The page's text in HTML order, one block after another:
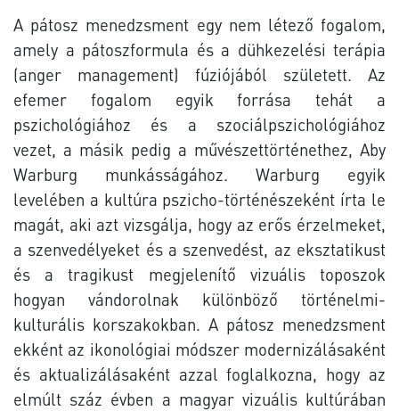
A pátosz menedzsment egy nem létező fogalom,
amely a pátoszformula és a dühkezelési terápia
(anger management) fúziójából született. Az
efemer fogalom egyik forrása tehát a
pszichológiához és a szociálpszichológiához
vezet, a másik pedig a művészettörténethez, Aby
Warburg munkásságához. Warburg egyik
levelében a kultúra pszicho-történészeként írta le
magát, aki azt vizsgálja, hogy az erős érzelmeket,
a szenvedélyeket és a szenvedést, az eksztatikust
és a tragikust megjelenítő vizuális toposzok
hogyan vándorolnak különböző történelmi-
kulturális korszakokban. A pátosz menedzsment
ekként az ikonológiai módszer modernizálásaként
és aktualizálásaként azzal foglalkozna, hogy az
elmúlt száz évben a magyar vizuális kultúrában